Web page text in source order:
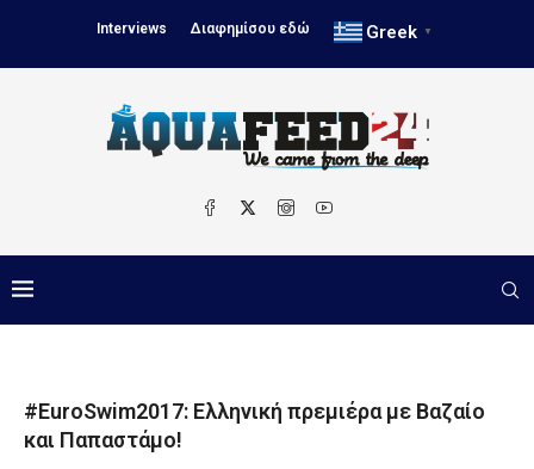
Interviews Διαφημίσου εδώ Greek ▼
#EuroSwim2017: Ελληνική πρεμιέρα με Βαζαίο
και Παπαστάμο!